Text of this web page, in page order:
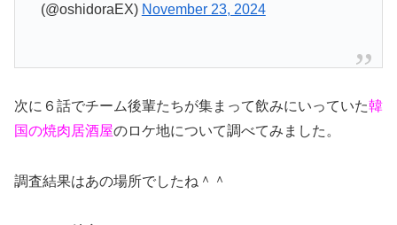
(@oshidoraEX) November 23, 2024
次に６話でチーム後輩たちが集まって飲みにいっていた韓
国の焼肉居酒屋のロケ地について調べてみました。
調査結果はあの場所でしたね＾＾